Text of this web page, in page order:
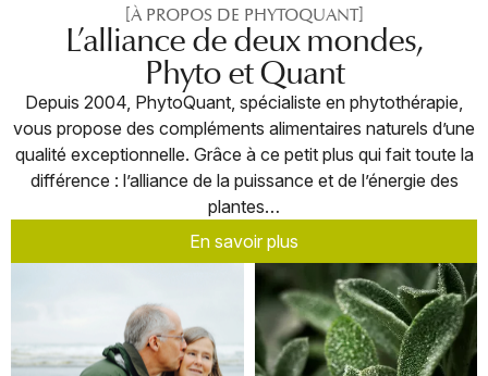
[À PROPOS DE PHYTOQUANT]
L’alliance de deux mondes,
Phyto et Quant
Depuis 2004, PhytoQuant, spécialiste en phytothérapie,
vous propose des compléments alimentaires naturels d’une
qualité exceptionnelle. Grâce à ce petit plus qui fait toute la
différence : l’alliance de la puissance et de l’énergie des
plantes…
En savoir plus